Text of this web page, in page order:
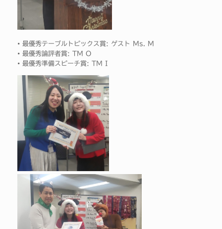
• 最優秀テーブルトピックス賞: ゲスト Ms. M
• 最優秀論評者賞: TM O
• 最優秀準備スピーチ賞: TM I